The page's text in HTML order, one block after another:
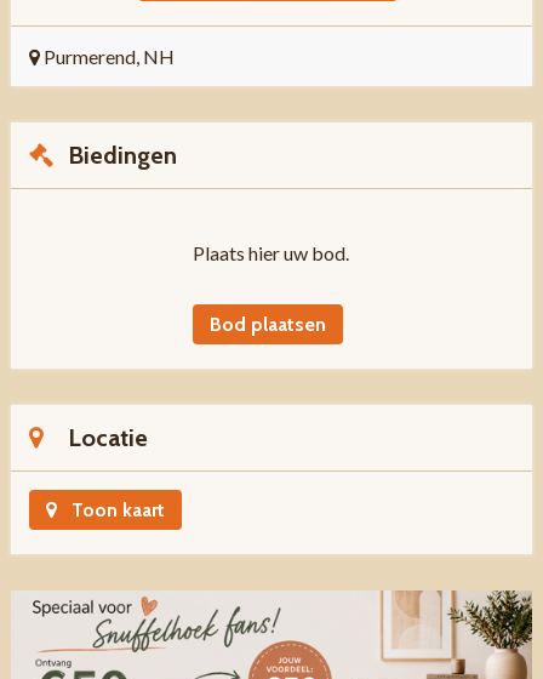
Purmerend, NH
Biedingen
Plaats hier uw bod.
Bod plaatsen
Locatie
Toon kaart